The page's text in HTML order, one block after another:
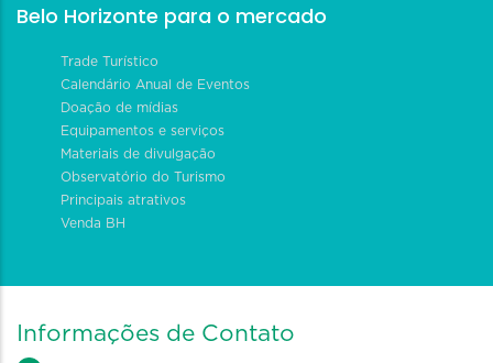
Belo Horizonte para o mercado
Trade Turístico
Calendário Anual de Eventos
Doação de mídias
Equipamentos e serviços
Materiais de divulgação
Observatório do Turismo
Principais atrativos
Venda BH
Informações de Contato